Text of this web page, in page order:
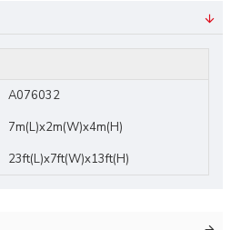
A076032
7m(L)x2m(W)x4m(H)
23ft(L)x7ft(W)x13ft(H)